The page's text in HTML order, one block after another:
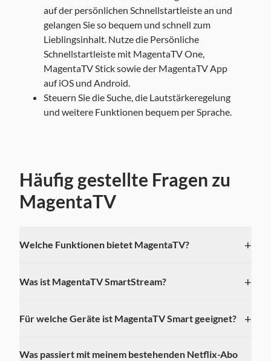
auf der persönlichen Schnellstartleiste an und
gelangen Sie so bequem und schnell zum
Lieblingsinhalt. Nutze die Persönliche
Schnellstartleiste mit MagentaTV One,
MagentaTV Stick sowie der MagentaTV App
auf iOS und Android.
Steuern Sie die Suche, die Lautstärkeregelung
und weitere Funktionen bequem per Sprache.
Häufig gestellte Fragen zu
MagentaTV
Welche Funktionen bietet MagentaTV? +
Was ist MagentaTV SmartStream? +
Für welche Geräte ist MagentaTV Smart geeignet? +
Was passiert mit meinem bestehenden Netflix-Abo